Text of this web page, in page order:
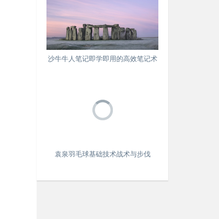
沙牛牛人笔记即学即用的高效笔记术
袁泉羽毛球基础技术战术与步伐